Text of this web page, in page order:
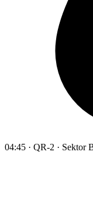
04:45 · QR-2 · Sektor